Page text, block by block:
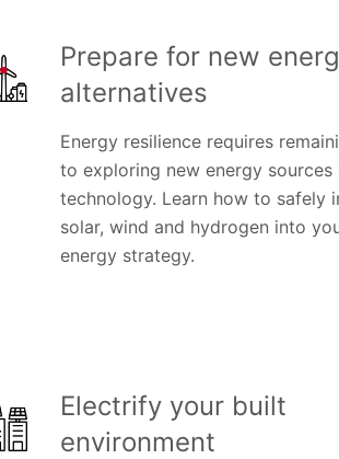
Prepare for new
alternatives
Energy resilience requires
to exploring new energy sources
technology. Learn how to safely
solar, wind and hydrogen into
energy strategy.
Electrify your built
environment